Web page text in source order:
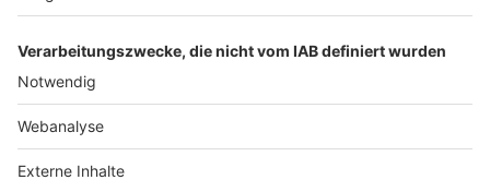
Nutzungsbedingungen Datenschutz Impressum